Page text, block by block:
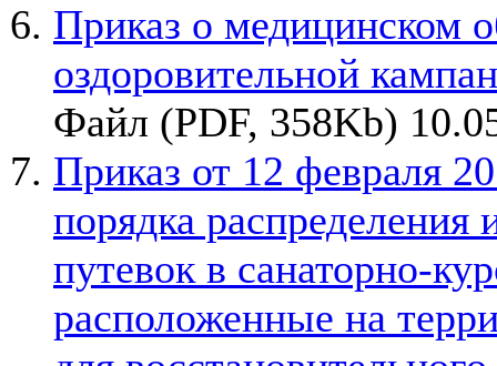
Приказ о медицинском
оздоровительной
Файл (PDF, 358Kb)
Приказ от 12 февраля
порядка распределения
путевок в санаторно-
расположенные на